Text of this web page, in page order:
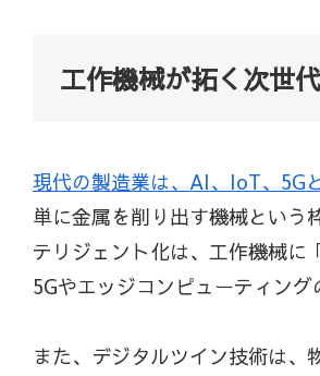
工作機械が拓く次世
現代の製造業は、AI、IoT、5G
単に金属を削り出す機械という
テリジェント化は、工作機械に
5Gやエッジコンピューティン
また、デジタルツイン技術は、